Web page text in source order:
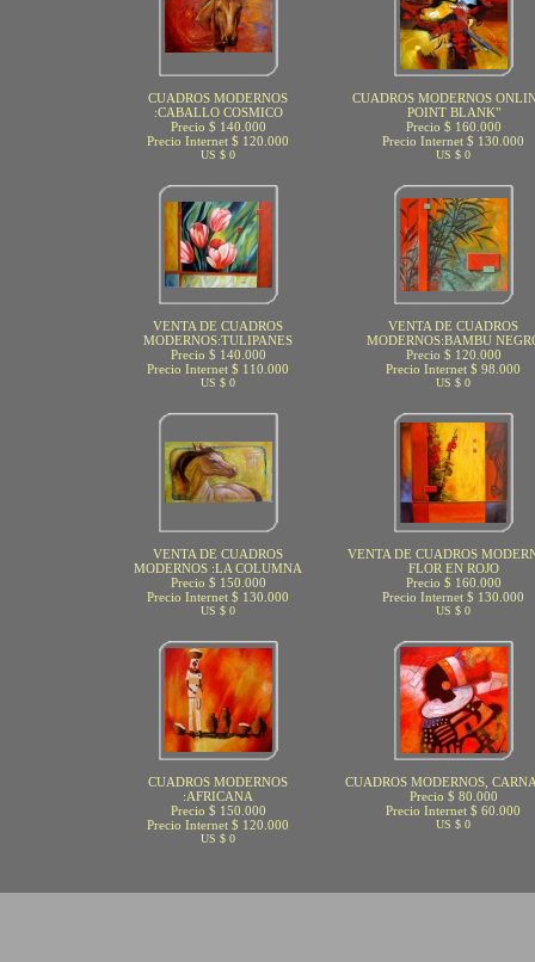
CUADROS MODERNOS
:CABALLO COSMICO
Precio $ 140.000
Precio Internet $ 120.000
US $ 0
CUADROS MODERNOS
POINT BLANK"
Precio $ 160.000
Precio Internet $ 130.000
US $ 0
VENTA DE CUADROS
MODERNOS:TULIPANES
Precio $ 140.000
Precio Internet $ 110.000
US $ 0
VENTA DE CUADROS
MODERNOS:BAMBU
Precio $ 120.000
Precio Internet $ 98.000
US $ 0
VENTA DE CUADROS
MODERNOS :LA COLUMNA
Precio $ 150.000
Precio Internet $ 130.000
US $ 0
VENTA DE CUADROS
FLOR EN ROJO
Precio $ 160.000
Precio Internet $ 130.000
US $ 0
CUADROS MODERNOS
:AFRICANA
Precio $ 150.000
Precio Internet $ 120.000
US $ 0
CUADROS MODERNOS,
Precio $ 80.000
Precio Internet $ 60.000
US $ 0